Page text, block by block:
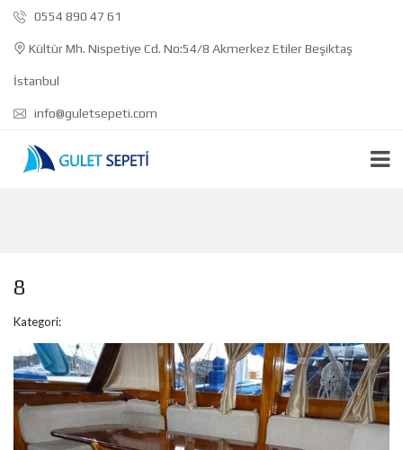
0554 890 47 61
Kültür Mh. Nispetiye Cd. No:54/8 Akmerkez Etiler Beşiktaş
İstanbul
info@guletsepeti.com
8
Kategori: